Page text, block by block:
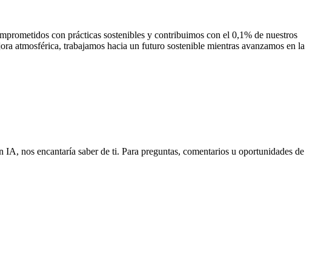
con prácticas sostenibles y contribuimos con el 0,1% de nuestros
atmosférica, trabajamos hacia un futuro sostenible mientras avanzamos en la
nos encantaría saber de ti. Para preguntas, comentarios u oportunidades de